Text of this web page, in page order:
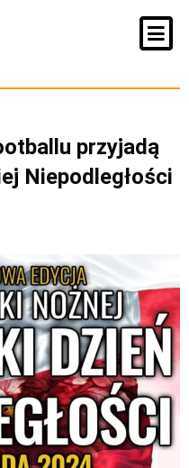
przyjadą
Niepodległości